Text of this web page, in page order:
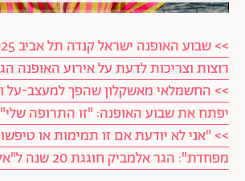
רוצות וצריכות לדעת על אירוע האופנה
>> החשמלאי מאשקלון שהפך למעצב-על
יפתח את שבוע האופנה: "זו התרופה שלי"
>> "אני לא יודעת אם זו תמימות או
מפחדת": הגר אלמביק חוגגת 20 שנה ל"אלמביקה"